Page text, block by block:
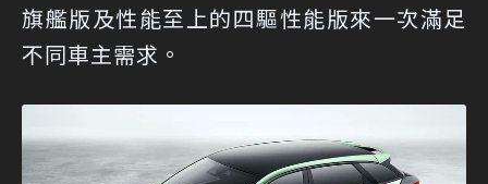
旗艦版及性能至上的四驅性能版來一次滿足
不同車主需求。